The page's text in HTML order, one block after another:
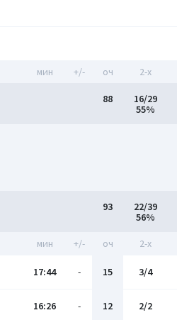
мин +/- оч 2-x
88
16/29
55%
93
22/39
56%
мин +/- оч 2-x
17:44 - 15 3/4
16:26 - 12 2/2